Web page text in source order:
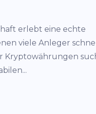
erlebt eine echte
viele Anleger
Kryptowährungen